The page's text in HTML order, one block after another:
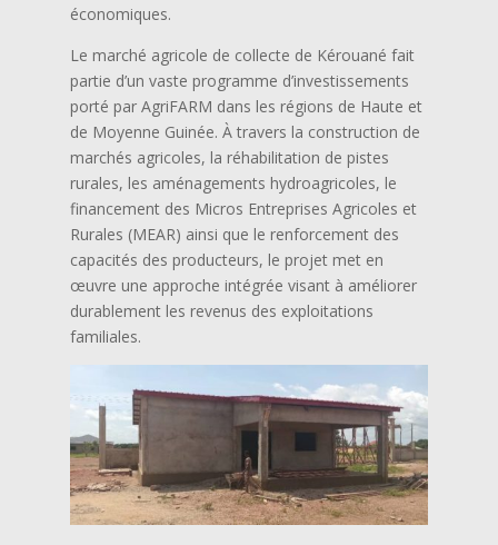
économiques.
Le marché agricole de collecte de Kérouané fait
partie d’un vaste programme d’investissements
porté par AgriFARM dans les régions de Haute et
de Moyenne Guinée. À travers la construction de
marchés agricoles, la réhabilitation de pistes
rurales, les aménagements hydroagricoles, le
financement des Micros Entreprises Agricoles et
Rurales (MEAR) ainsi que le renforcement des
capacités des producteurs, le projet met en
œuvre une approche intégrée visant à améliorer
durablement les revenus des exploitations
familiales.